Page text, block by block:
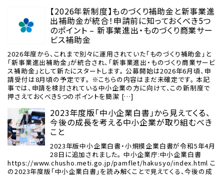
【2026年新制度】ものづくり補助金と新事業進
出補助金が統合！申請前に知っておくべき5つ
のポイント – 新事業進出・ものづくり商業サー
ビス補助金
2026年度から、これまで別々に運用されていた「ものづくり補助金」と
「新事業進出補助金」が統合され、「新事業進出・ものづくり商業サービ
ス補助金」として新たにスタートします。 公募開始は2026年6月頃、申
請受付は8月頃の予定です。 ※こちらの内容はまだ未確定です。 本記
事では、申請を検討されている中小企業の方に向けて、この新制度で
押さえておくべき5つのポイントを簡潔 […]
2023年度版「中小企業白書」から見えてくる、
今後の成長を考える中小企業が取り組むべき
こと
2023年版中小企業白書・小規模企業白書が令和5年4月
28日に追加されました。 中小企業庁:中小企業白書
https://www.chusho.meti.go.jp/pamflet/hakusyo/index.html こ
の2023年度版「中小企業白書」を読み解くことで見えてくる、今後の成